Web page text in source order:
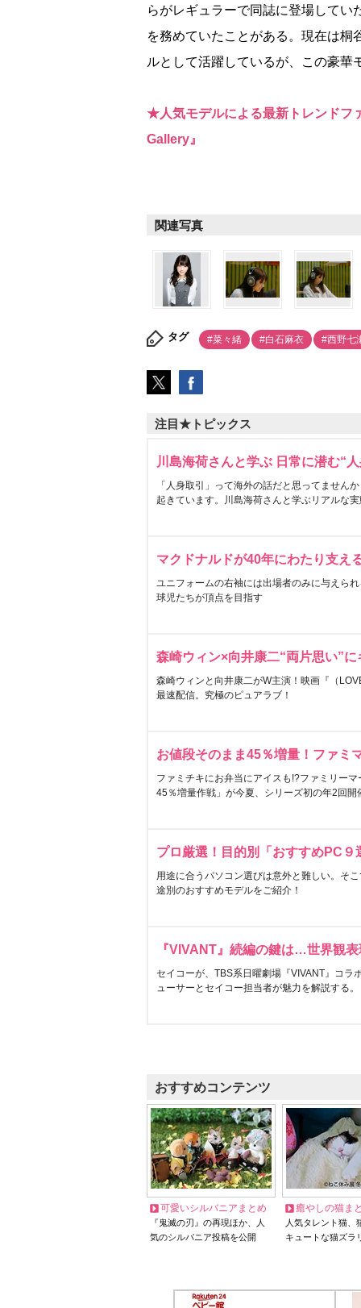
らがレギュラーで同誌に登場して
を務めていたことがある。現在は
ルとして活躍しているが、この豪華
★人気モデルによる最新トレンドフ
Gallery』
関連写真
タグ #菜々緒 #白石麻衣 #西野七
注目★トピックス
川島海荷さんと学ぶ 日常に潜む“
「人身取引」って海外の話だと思ってません
起きています。川島海荷さんと学ぶリアルな
マクドナルドが40年にわたり支え
ユニフォームの右袖には出場者のみに与えら
球児たちが頂点を目指す
森崎ウィン×向井康二“両片思い”
森崎ウィンと向井康二がW主演！映画『（
最速配信。究極のピュアラブ！
お値段そのまま45％増量！ファミ
ファミチキにお弁当にアイスも!?ファミリー
45％増量作戦」が今夏、シリーズ初の年2回開
プロ厳選！目的別「おすすめPC９
用途に合うパソコン選びは意外と難しい。そ
途別のおすすめモデルをご紹介！
『VIVANT』続編の鍵は…世界観
セイコーが、TBS系日曜劇場『VIVANT』コラ
ューサーとセイコー担当者が魅力を解説する。
おすすめコンテンツ
可愛いシルバニアまとめ
『鬼滅の刃』の再現ほか、人
気のシルバニア投稿を公開
癒やしの猫ま
人気タレント猫
キュートな猫ズラ